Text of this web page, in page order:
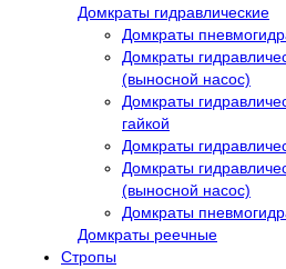
Домкраты гидравлические
Домкраты
Домкраты
(выносной насос)
Домкраты
гайкой
Домкраты
Домкраты
(выносной насос)
Домкраты
Домкраты реечные
Стропы